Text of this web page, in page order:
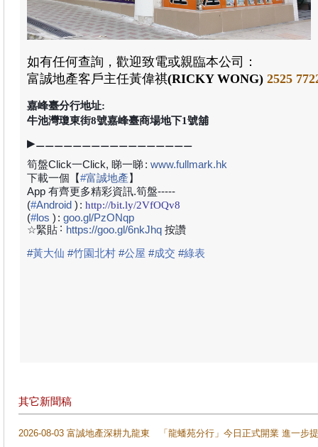
如有任何查詢，歡迎致電或親臨本公司：
富誠地產客戶主任黃偉祺(RICKY WONG) 2525 772
嘉峰臺分行地址:
牛池灣瓊東街8號嘉峰臺商場地下1號舖
▶⚊⚊⚊⚊⚊⚊⚊⚊⚊⚊⚊⚊⚊⚊⚊⚊⚊
筍盤Click一Click, 睇一睇: www.fullmark.hk
下載一個【#富誠地產】
App 有齊更多精彩資訊.筍盤-----
(#Android ) : http://bit.ly/2VfOQv8
(#los ) : goo.gl/PzONqp
☆緊貼 :https://goo.gl/6nkJhq 按讚
#黃大仙 #竹園北村 #公屋 #成交 #綠表
其它新聞稿
2026-08-03 富誠地產深耕九龍東 「龍蟠苑分行」今日正式開業 進一步